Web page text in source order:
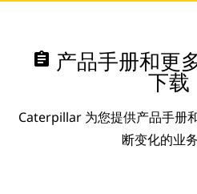
assignment 产品手册和更
下载
Caterpillar 为您提供产品手册
断变化的业务